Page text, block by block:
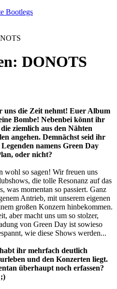
Bootlegs
DONOTS
uns die Zeit nehmt! Euer Album
Bombe! Nebenbei könnt ihr
ziemlich aus den Nähten
angehen. Demnächst seid ihr
namens Green Day
oder nicht?
wohl so sagen! Wir freuen uns
die tolle Resonanz auf das
was momentan so passiert. Ganz
Antrieb, mit unserem eigenen
großen Konzern hinbekommen.
aber macht uns um so stolzer,
von Green Day ist sowieso
wie diese Shows werden...
ihr mehrfach deutlich
und den Konzerten liegt.
überhaupt noch erfassen?